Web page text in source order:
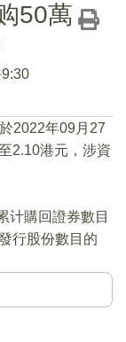
50萬
2022年09月27
2.10港元，涉資
计購回證券數目
行股份數目的